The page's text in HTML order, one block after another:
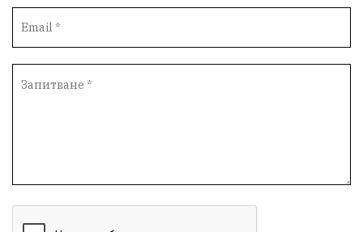
благотворителност Красиво Ветрино медии
Родолюбие обучение Доброплодно
Духовност
Райско място